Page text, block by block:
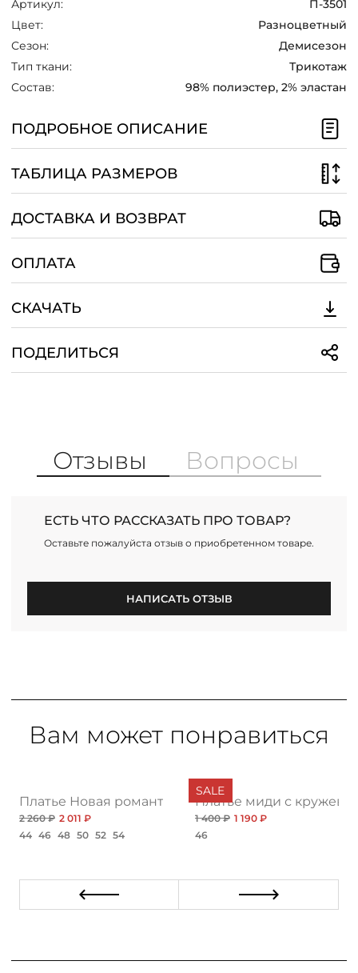
Артикул:
П-3501
Цвет:
Разноцветный
Сезон:
Демисезон
Тип ткани:
Трикотаж
Состав:
98% полиэстер, 2% эластан
ПОДРОБНОЕ ОПИСАНИЕ
ТАБЛИЦА РАЗМЕРОВ
ДОСТАВКА И ВОЗВРАТ
ОПЛАТА
СКАЧАТЬ
ПОДЕЛИТЬСЯ
Отзывы Вопросы
ЕСТЬ ЧТО РАССКАЗАТЬ ПРО ТОВАР?
Оставьте пожалуйста отзыв о приобретенном товаре.
НАПИСАТЬ ОТЗЫВ
Вам может понравиться
рэд
Платье Новая романтика
2 260 ₽ 2 011 ₽
44 46 48 50 52 54
SALE
Платье миди с
1 400 ₽ 1 190 ₽
46